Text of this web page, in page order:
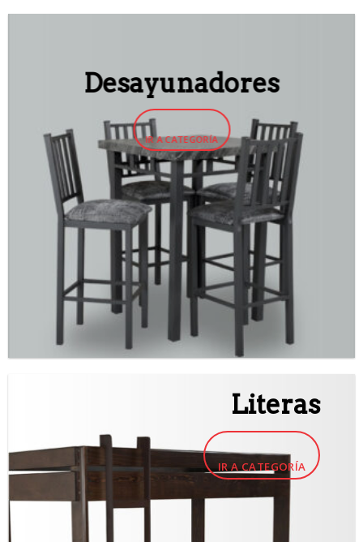
Desayunadores
IR A CATEGORÍA
Literas
IR A CATEGORÍA